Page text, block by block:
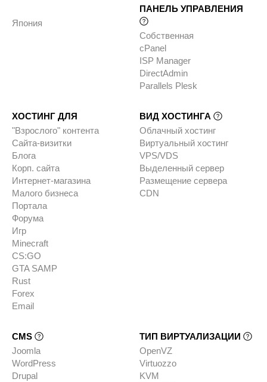
Япония
ПАНЕЛЬ УПРАВЛЕНИЯ
Собственная
cPanel
ISP Manager
DirectAdmin
Parallels Plesk
ХОСТИНГ ДЛЯ
"Взрослого" контента
Сайта-визитки
Блога
Корп. сайта
Интернет-магазина
Малого бизнеса
Портала
Форума
Игр
Minecraft
CS:GO
GTA SAMP
Rust
Forex
Email
ВИД ХОСТИНГА
Облачный хостинг
Виртуальный хостинг
VPS/VDS
Выделенный сервер
Размещение сервера
CDN
CMS
Joomla
WordPress
Drupal
ТИП ВИРТУАЛИЗАЦИИ
OpenVZ
Virtuozzo
KVM